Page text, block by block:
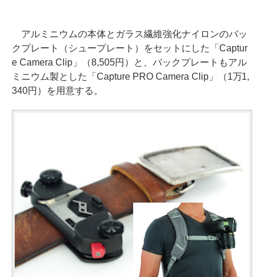
アルミニウムの本体とガラス繊維強化ナイロンのバッ
クプレート（シュープレート）をセットにした「Captur
e Camera Clip」（8,505円）と、バックプレートもアル
ミニウム製とした「Capture PRO Camera Clip」（1万1,
340円）を用意する。